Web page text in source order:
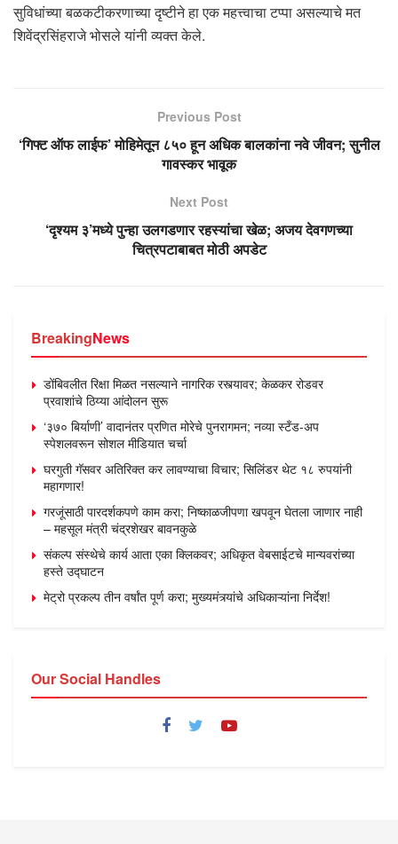
सुविधांच्या बळकटीकरणाच्या दृष्टीने हा एक महत्त्वाचा टप्पा असल्याचे मत
शिवेंद्रसिंहराजे भोसले यांनी व्यक्त केले.
Previous Post
‘गिफ्ट ऑफ लाईफ’ मोहिमेतून ८५० हून अधिक बालकांना नवे जीवन; सुनील
गावस्कर भावूक
Next Post
‘दृश्यम ३’मध्ये पुन्हा उलगडणार रहस्यांचा खेळ; अजय देवगणच्या
चित्रपटाबाबत मोठी अपडेट
BreakingNews
डोंबिवलीत रिक्षा मिळत नसल्याने नागरिक रस्त्यावर; केळकर रोडवर
प्रवाशांचे ठिय्या आंदोलन सुरू
‘३७० बिर्याणी’ वादानंतर प्रणित मोरेचे पुनरागमन; नव्या स्टँड-अप
स्पेशलवरून सोशल मीडियात चर्चा
घरगुती गॅसवर अतिरिक्त कर लावण्याचा विचार; सिलिंडर थेट १८ रुपयांनी
महागणार!
गरजूंसाठी पारदर्शकपणे काम करा; निष्काळजीपणा खपवून घेतला जाणार नाही
– महसूल मंत्री चंद्रशेखर बावनकुळे
संकल्प संस्थेचे कार्य आता एका क्लिकवर; अधिकृत वेबसाईटचे मान्यवरांच्या
हस्ते उद्घाटन
मेट्रो प्रकल्प तीन वर्षांत पूर्ण करा; मुख्यमंत्र्यांचे अधिकाऱ्यांना निर्देश!
Our Social Handles